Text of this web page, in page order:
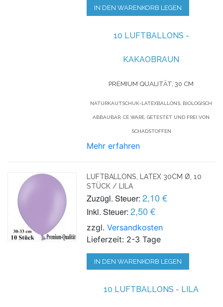
IN DEN WARENKORB LEGEN
10 LUFTBALLONS -
KAKAOBRAUN
PREMIUM QUALITÄT, 30 CM
NATURKAUTSCHUK-LATEXBALLONS, BIOLOGISCH
ABBAUBAR, CE WARE, GETESTET UND FREI VON
SCHADSTOFFEN
Mehr erfahren
LUFTBALLONS, LATEX 30CM Ø, 10
STÜCK / LILA
Zuzügl. Steuer: 2,10 €
Inkl. Steuer: 2,50 €
zzgl.Versandkosten
Lieferzeit: 2-3 Tage
IN DEN WARENKORB LEGEN
10 LUFTBALLONS - LILA